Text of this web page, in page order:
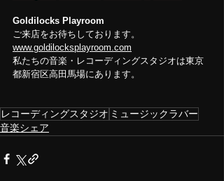
Goldilocks Playroom
ご来店をお待ちしております。
www.goldilocksplayroom.com
私たちの音楽・レコーディングスタジオは東京
都新宿区高田馬場にあります。
レコーディングスタジオ ミュージックラバー
音楽シェア